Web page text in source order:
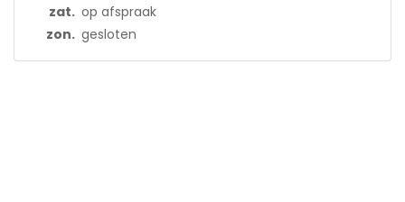
zat. op afspraak
zon. gesloten